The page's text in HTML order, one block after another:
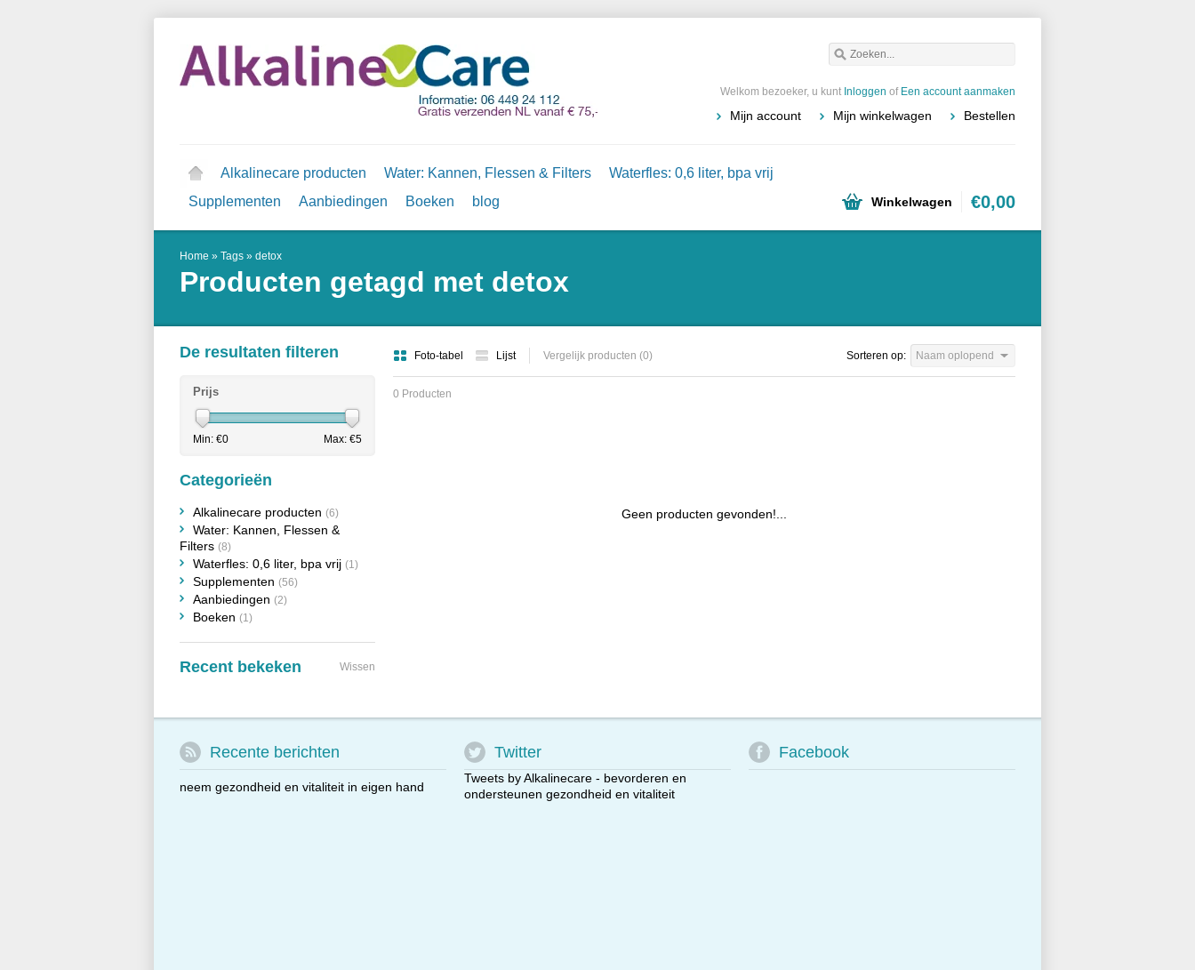
Welkom bezoeker, u kunt Inloggen of Een account aanmaken
Mijn account Mijn winkelwagen Bestellen
Alkalinecare producten Water: Kannen, Flessen & Filters
Waterfles: 0,6 liter, bpa vrij
Supplementen
Aanbiedingen Boeken blog Winkelwagen €0,00
Home » Tags » detox
Producten getagd met detox
Foto-tabel Lijst Vergelijk producten (0) Sorteren op: Naam oplopend
0 Producten
Geen producten gevonden!...
De resultaten filteren
Prijs
Min: €0 Max: €5
Categorieën
Alkalinecare producten (6)
Water: Kannen, Flessen &
Filters (8)
Waterfles: 0,6 liter, bpa vrij (1)
Supplementen (56)
Aanbiedingen (2)
Boeken (1)
Recent bekeken Wissen
Recente berichten
neem gezondheid en vitaliteit in eigen hand
Twitter
Tweets by Alkalinecare - bevorderen en
ondersteunen gezondheid en vitaliteit
Facebook